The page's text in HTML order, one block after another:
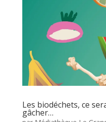
Les biodéchets, ce
gâcher…